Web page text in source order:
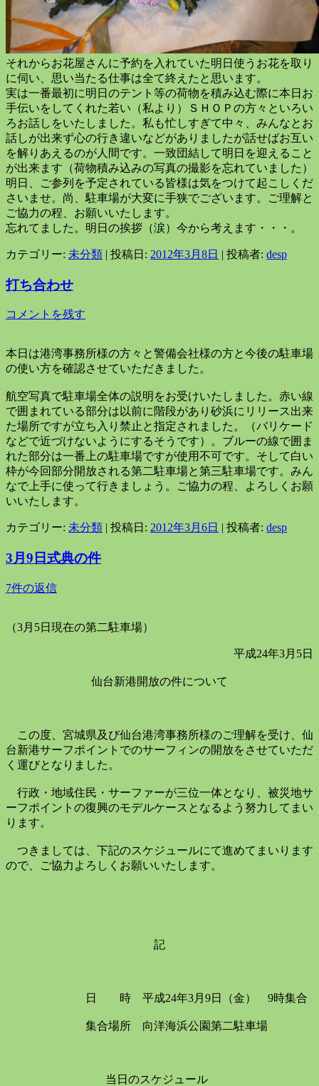
それからお花屋さんに予約を入れていた明日使うお花を取り
に伺い、思い当たる仕事は全て終えたと思います。
実は一番最初に明日のテント等の荷物を積み込む際に本日お
手伝いをしてくれた若い（私より）ＳＨＯＰの方々といろい
ろお話しをいたしました。私も忙しすぎて中々、みんなとお
話しが出来ず心の行き違いなどがありましたが話せばお互い
を解りあえるのが人間です。一致団結して明日を迎えること
が出来ます（荷物積み込みの写真の撮影を忘れていました）
明日、ご参列を予定されている皆様は気をつけて起こしくだ
さいませ。尚、駐車場が大変に手狭でございます。ご理解と
ご協力の程、お願いいたします。
忘れてました。明日の挨拶（涙）今から考えます・・・。
カテゴリー: 未分類 | 投稿日: 2012年3月8日 | 投稿者: desp
打ち合わせ
コメントを残す
本日は港湾事務所様の方々と警備会社様の方と今後の駐車場
の使い方を確認させていただきました。
航空写真で駐車場全体の説明をお受けいたしました。赤い線
で囲まれている部分は以前に階段があり砂浜にリリース出来
た場所ですが立ち入り禁止と指定されました。（バリケード
などで近づけないようにするそうです）。ブルーの線で囲ま
れた部分は一番上の駐車場ですが使用不可です。そして白い
枠が今回部分開放される第二駐車場と第三駐車場です。みん
なで上手に使って行きましょう。ご協力の程、よろしくお願
いいたします。
カテゴリー: 未分類 | 投稿日: 2012年3月6日 投稿者: desp
3月9日式典の件
7件の返信
（3月5日現在の第二駐車場）
平成24年3月 5日
仙台新港開放の件について
この度、宮城県及び仙台港湾事務所様のご理解を受け、仙
台新港サーフポイントでのサーフィンの開放をさせていただ
く運びとなりました。
行政・地域住民・サーファーが三位一体となり、被災地サ
ーフポイントの復興のモデルケースとなるよう努力してまい
ります。
つきましては、下記のスケジュールにて進めてまいります
ので、ご協力よろしくお願いいたします。
記
日 時 平成24年3月 9日（金） 9時集合
集合場所 向洋海浜公園第二駐車場
当日のスケジュール